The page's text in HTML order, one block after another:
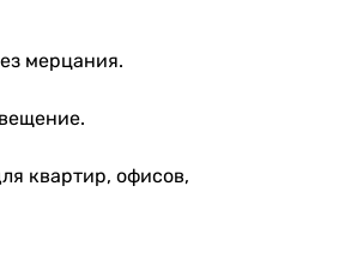
мерцания.
квартир, офисов,